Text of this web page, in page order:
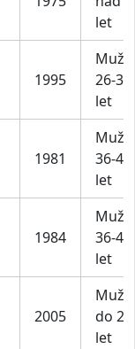
let
1995
Muži
26-35
let
1981
Muži
36-45
let
1984
Muži
36-45
let
2005
Muži
do 25
let